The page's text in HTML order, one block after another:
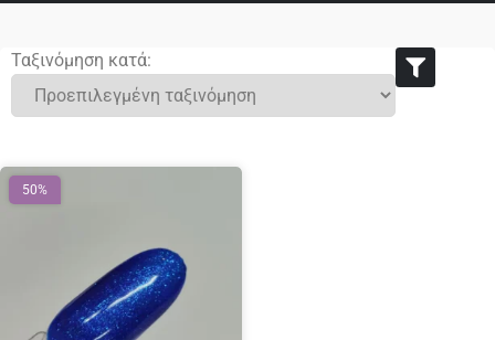
Ταξινόμηση κατά:
50%